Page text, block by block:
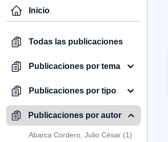
Inicio
Todas las publicaciones
Publicaciones por tema
Publicaciones por tipo
Publicaciones por autor
Abarca Cordero, Julio César (1)